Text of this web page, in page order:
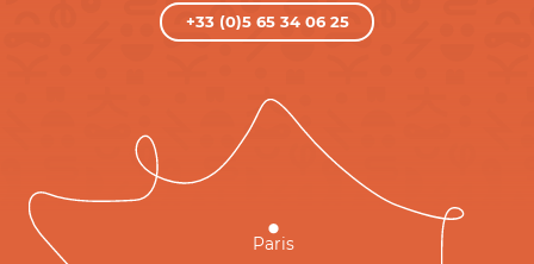
+33 (0)5 65 34 06 25
Paris